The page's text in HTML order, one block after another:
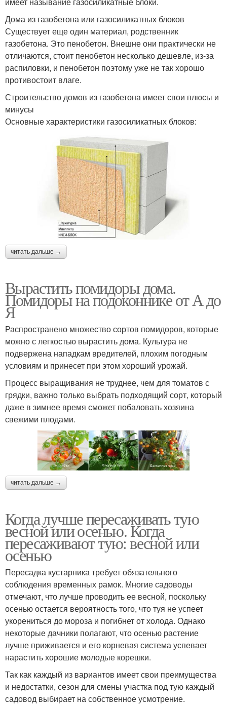
Дома из газобетона или газосиликатных блоков
Существует еще один материал, родственник
газобетона. Это пенобетон. Внешне они практически не
отличаются, стоит пенобетон несколько дешевле, из-за
распиловки, и пенобетон поэтому уже не так хорошо
противостоит влаге.
Строительство домов из газобетона имеет свои плюсы и
минусы
Основные характеристики газосиликатных блоков:
читать дальше →
Вырастить помидоры дома.
Помидоры на подоконнике от А до
Я
Распространено множество сортов помидоров, которые
можно с легкостью вырастить дома. Культура не
подвержена нападкам вредителей, плохим погодным
условиям и принесет при этом хороший урожай.
Процесс выращивания не труднее, чем для томатов с
грядки, важно только выбрать подходящий сорт, который
даже в зимнее время сможет побаловать хозяина
свежими плодами.
читать дальше →
Когда лучше пересаживать тую
весной или осенью. Когда
пересаживают тую: весной или
осенью
Пересадка кустарника требует обязательного
соблюдения временных рамок. Многие садоводы
отмечают, что лучше проводить ее весной, поскольку
осенью остается вероятность того, что туя не успеет
укорениться до мороза и погибнет от холода. Однако
некоторые дачники полагают, что осенью растение
лучше приживается и его корневая система успевает
нарастить хорошие молодые корешки.
Так как каждый из вариантов имеет свои преимущества
и недостатки, сезон для смены участка под тую каждый
садовод выбирает на собственное усмотрение.